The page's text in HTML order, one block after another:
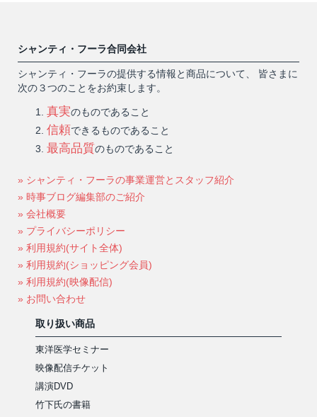
シャンティ・フーラ合同会社
シャンティ・フーラの提供する情報と商品について、 皆さまに
次の３つのことをお約束します。
真実のものであること
信頼できるものであること
最高品質のものであること
» シャンティ・フーラの事業運営とスタッフ紹介
» 時事ブログ編集部のご紹介
» 会社概要
» プライバシーポリシー
» 利用規約(サイト全体)
» 利用規約(ショッピング会員)
» 利用規約(映像配信)
» お問い合わせ
取り扱い商品
東洋医学セミナー
映像配信チケット
講演DVD
竹下氏の書籍